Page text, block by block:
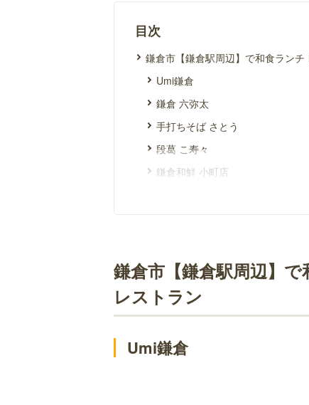
目次
鎌倉市【鎌倉駅周辺】で和食ラン
Umi鎌倉
鎌倉 六弥太
手打ちそば さとう
段葛 こ寿々
鎌倉和鮮 小町店
和彩 八倉
鎌倉市【鎌倉駅周辺】で和食ラン
鎌倉ふくみ
つるや
鎌倉市【鎌倉駅周辺】
レストラン
Umi鎌倉